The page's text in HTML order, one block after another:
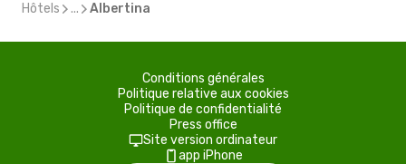
Hôtels ... Albertina
Conditions générales
Politique relative aux cookies
Politique de confidentialité
Press office
Site version ordinateur
app iPhone